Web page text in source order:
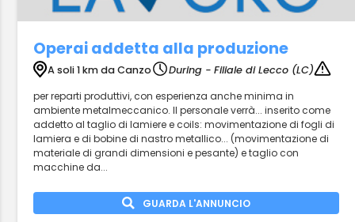
Operai addetta alla produzione
A soli 1 km da Canzo
During - Filiale di Lecco (LC)
per reparti produttivi, con esperienza anche minima in
ambiente metalmeccanico. Il personale verrà... inserito come
addetto al taglio di lamiere e coils: movimentazione di fogli di
lamiera e di bobine di nastro metallico... (movimentazione di
materiale di grandi dimensioni e pesante) e taglio con
macchine da...
GUARDA L'ANNUNCIO